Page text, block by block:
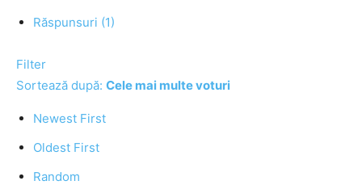
Răspunsuri (1)
Filter
Sortează după: Cele mai multe voturi
Newest First
Oldest First
Random